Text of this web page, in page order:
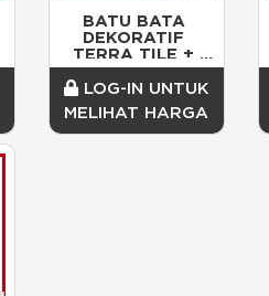
BATU BATA
DEKORATIF
TERRA TILE +
BATA HOMOGEN
TERRA
RUBY/DOS
LOG-IN UNTUK
MELIHAT HARGA